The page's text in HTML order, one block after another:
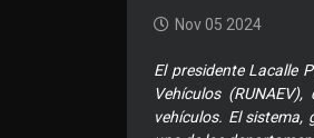
Nov 05 2024
El presidente Lacalle
Vehículos
vehículos. El